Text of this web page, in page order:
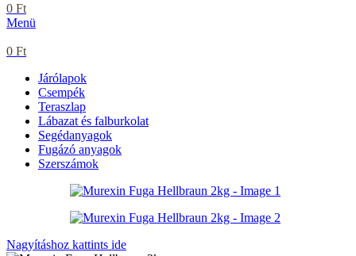
0 Ft
Menü
0 Ft
Járólapok
Csempék
Teraszlap
Lábazat és falburkolat
Segédanyagok
Fugázó anyagok
Szerszámok
Nagyításhoz kattints ide